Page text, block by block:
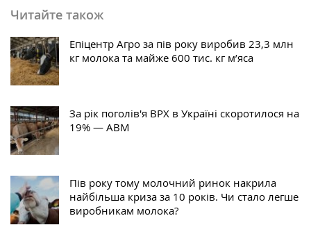
Читайте також
Епіцентр Агро за пів року виробив 23,3 млн
кг молока та майже 600 тис. кг м’яса
За рік поголів'я ВРХ в Україні скоротилося на
19% — АВМ
Пів року тому молочний ринок накрила
найбільша криза за 10 років. Чи стало легше
виробникам молока?